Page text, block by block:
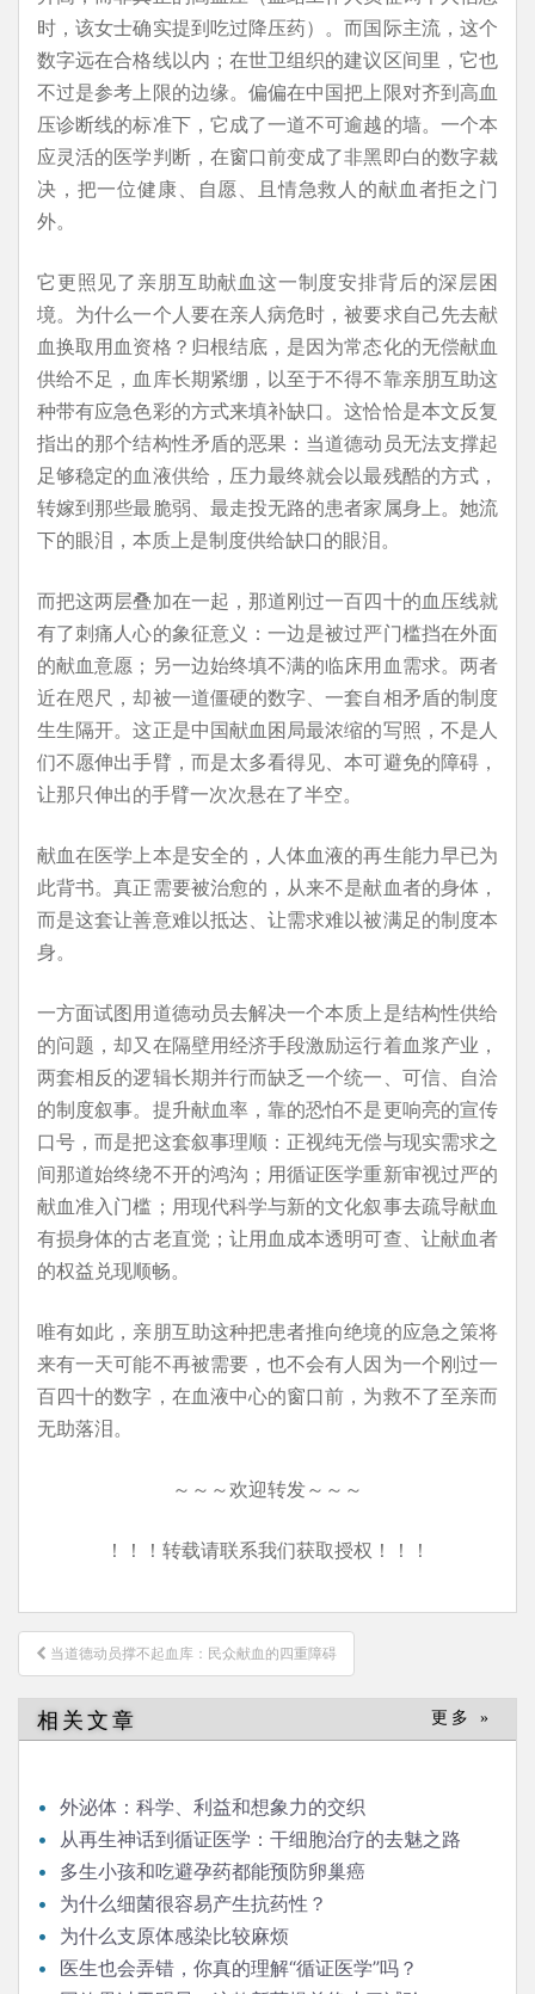
时，该女士确实提到吃过降压药）。而国际主流，这个
数字远在合格线以内；在世卫组织的建议区间里，它也
不过是参考上限的边缘。偏偏在中国把上限对齐到高血
压诊断线的标准下，它成了一道不可逾越的墙。一个本
应灵活的医学判断，在窗口前变成了非黑即白的数字裁
决，把一位健康、自愿、且情急救人的献血者拒之门
外。
它更照见了亲朋互助献血这一制度安排背后的深层困
境。为什么一个人要在亲人病危时，被要求自己先去献
血换取用血资格？归根结底，是因为常态化的无偿献血
供给不足，血库长期紧绷，以至于不得不靠亲朋互助这
种带有应急色彩的方式来填补缺口。这恰恰是本文反复
指出的那个结构性矛盾的恶果：当道德动员无法支撑起
足够稳定的血液供给，压力最终就会以最残酷的方式，
转嫁到那些最脆弱、最走投无路的患者家属身上。她流
下的眼泪，本质上是制度供给缺口的眼泪。
而把这两层叠加在一起，那道刚过一百四十的血压线就
有了刺痛人心的象征意义：一边是被过严门槛挡在外面
的献血意愿；另一边始终填不满的临床用血需求。两者
近在咫尺，却被一道僵硬的数字、一套自相矛盾的制度
生生隔开。这正是中国献血困局最浓缩的写照，不是人
们不愿伸出手臂，而是太多看得见、本可避免的障碍，
让那只伸出的手臂一次次悬在了半空。
献血在医学上本是安全的，人体血液的再生能力早已为
此背书。真正需要被治愈的，从来不是献血者的身体，
而是这套让善意难以抵达、让需求难以被满足的制度本
身。
一方面试图用道德动员去解决一个本质上是结构性供给
的问题，却又在隔壁用经济手段激励运行着血浆产业，
两套相反的逻辑长期并行而缺乏一个统一、可信、自洽
的制度叙事。提升献血率，靠的恐怕不是更响亮的宣传
口号，而是把这套叙事理顺：正视纯无偿与现实需求之
间那道始终绕不开的鸿沟；用循证医学重新审视过严的
献血准入门槛；用现代科学与新的文化叙事去疏导献血
有损身体的古老直觉；让用血成本透明可查、让献血者
的权益兑现顺畅。
唯有如此，亲朋互助这种把患者推向绝境的应急之策将
来有一天可能不再被需要，也不会有人因为一个刚过一
百四十的数字，在血液中心的窗口前，为救不了至亲而
无助落泪。
～～～欢迎转发～～～
！！！转载请联系我们获取授权！！！
文
章
导
航
当道德动员撑不起血库：民众献血的四重障碍
相关文章 更多 »
外泌体：科学、利益和想象力的交织
从再生神话到循证医学：干细胞治疗的去魅之路
多生小孩和吃避孕药都能预防卵巢癌
为什么细菌很容易产生抗药性？
为什么支原体感染比较麻烦
医生也会弄错，你真的理解“循证医学”吗？